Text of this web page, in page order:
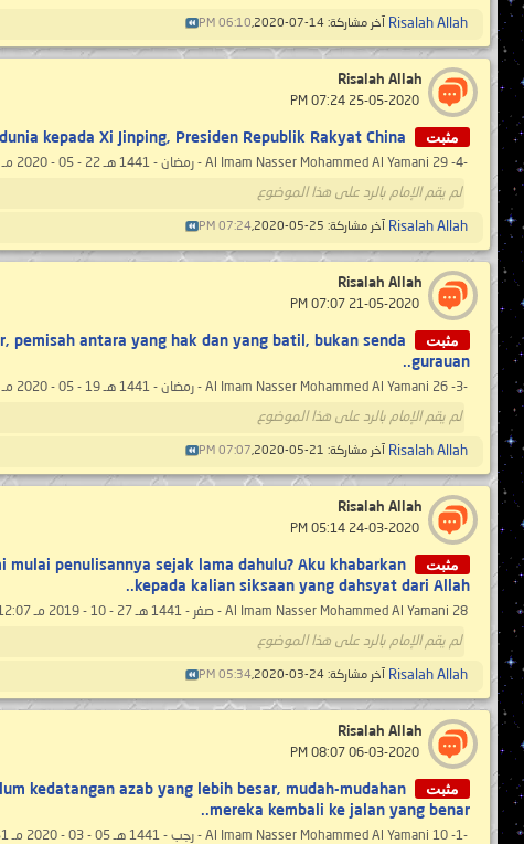
Risalah Allah آخر مشاركة: 14-07-2020, 06:10 PM
Risalah Allah
مثبت kepada Xi Jinping, Presiden Republik Rakyat China..
-4- Al Imam Nasser Mohammed Al Yamani 29 - رمضان - 1441 هـ 22 - 05 - 2020 مـ 12:20 مساءً ) بحسب التقويم الرسمي لأمّ القرى ( mengikut takwim...
لم يقم الإمام بالرد على هذا الموضوع
Risalah Allah آخر مشاركة: 25-05-2020, 07:24 PM
Risalah Allah
مثبت
pemisah antara yang hak dan yang batil, bukan senda
gurauan..
-3- Al Imam Nasser Mohammed Al Yamani 26 - رمضان - 1441 هـ 19 - 05 - 2020 مـ 06:37 مساءً ( بحسب التقويم الرسمي لأمّ القرى ) mengikut takwim...
لم يقم الإمام بالرد على هذا الموضوع
Risalah Allah آخر مشاركة: 21-05-2020, 07:07 PM
Risalah Allah
مثبت
penulisannya sejak lama dahulu? Aku khabarkan
kepada kalian siksaan yang dahsyat dari Allah..
Al Imam Nasser Mohammed Al Yamani 28 - صفر - 1441 هـ 27 - 10 - 2019 مـ 12:07 صباحاً ( بحسب التقويم الرسمي لأمّ القرى ) mengikut takwim rasmi...
لم يقم الإمام بالرد على هذا الموضوع
Risalah Allah آخر مشاركة: 24-03-2020, 05:34 PM
Risalah Allah
مثبت
kedatangan azab yang lebih besar, mudah-mudahan
mereka kembali ke jalan yang benar..
-1- Al Imam Nasser Mohammed Al Yamani 10 - رجب - 1441 هـ 05 - 03 - 2020 مـ 12:51 مساءًا ( بحسب التقويم الرسمي لأمّ القرى ) (mengikut takwim...